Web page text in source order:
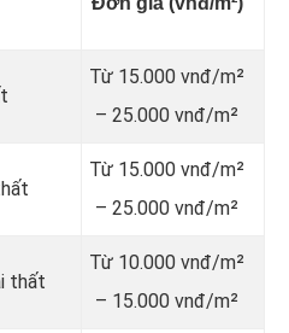
Từ 15.000 vnđ/m²
– 25.000 vnđ/m²
Từ 15.000 vnđ/m²
– 25.000 vnđ/m²
thất
Từ 10.000 vnđ/m²
– 15.000 vnđ/m²